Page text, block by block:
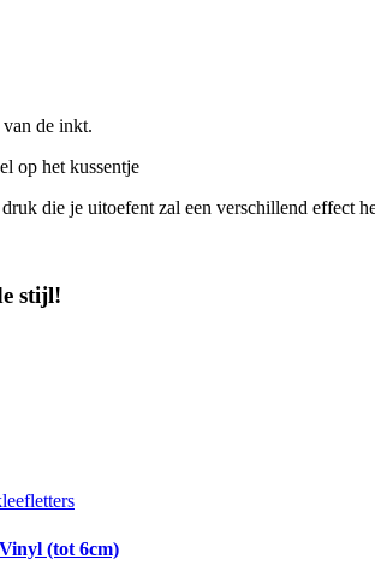
de inkt.
op het kussentje
die je uitoefent zal een verschillend effect
stijl!
(tot 6cm)